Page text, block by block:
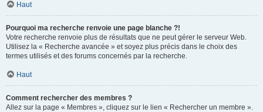
Haut
Pourquoi ma recherche renvoie une page blanche ?!
Votre recherche renvoie plus de résultats que ne peut gérer le serveur Web.
Utilisez la « Recherche avancée » et soyez plus précis dans le choix des
termes utilisés et des forums concernés par la recherche.
Haut
Comment rechercher des membres ?
Allez sur la page « Membres », cliquez sur le lien « Rechercher un membre ».